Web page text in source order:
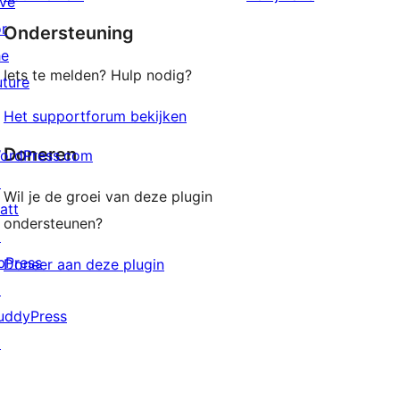
sterren
beoordeling
Ondersteuning
Iets te melden? Hulp nodig?
Het supportforum bekijken
Doneren
Wil je de groei van deze plugin
ondersteunen?
Doneer aan deze plugin